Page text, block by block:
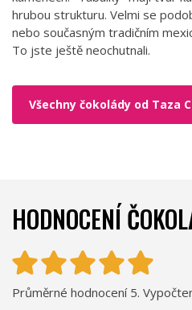
hrubou strukturu. Velmi se
nebo současným tradičním
To jste ještě neochutnali.
Všechny čokolády od Taza
HODNOCENÍ
Průměrné hodnocení 5.